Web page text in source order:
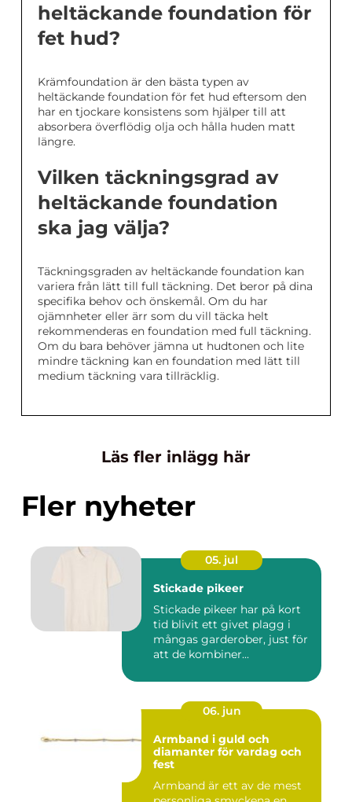
heltäckande foundation för
fet hud?
Krämfoundation är den bästa typen av
heltäckande foundation för fet hud eftersom den
har en tjockare konsistens som hjälper till att
absorbera överflödig olja och hålla huden matt
längre.
Vilken täckningsgrad av
heltäckande foundation
ska jag välja?
Täckningsgraden av heltäckande foundation kan
variera från lätt till full täckning. Det beror på dina
specifika behov och önskemål. Om du har
ojämnheter eller ärr som du vill täcka helt
rekommenderas en foundation med full täckning.
Om du bara behöver jämna ut hudtonen och lite
mindre täckning kan en foundation med lätt till
medium täckning vara tillräcklig.
Läs fler inlägg här
Fler nyheter
05. jul
Stickade pikeer
Stickade pikeer har på kort
tid blivit ett givet plagg i
mångas garderober, just för
att de kombiner...
06. jun
Armband i guld och
diamanter för vardag och
fest
Armband är ett av de mest